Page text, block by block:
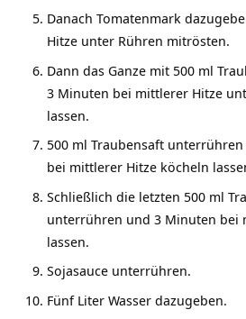
Danach Tomatenmark
Hitze unter Rühren mitrösten.
Dann das Ganze mit 500 ml
3 Minuten bei mittlerer Hitze
lassen.
500 ml Traubensaft
bei mittlerer Hitze köcheln
Schließlich die letzten 500 ml
unterrühren und 3 Minuten bei
lassen.
Sojasauce unterrühren.
Fünf Liter Wasser dazugeben.